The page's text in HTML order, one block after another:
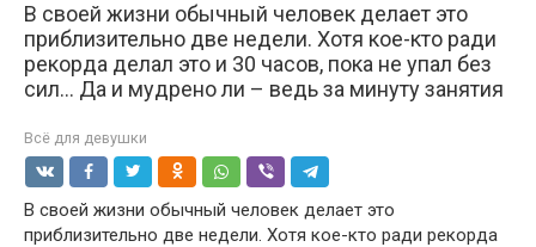
В своей жизни обычный человек делает это
приблизительно две недели. Хотя кое-кто ради
рекорда делал это и 30 часов, пока не упал без
сил… Да и мудрено ли – ведь за минуту занятия
Всё для девушки
В своей жизни обычный человек делает это
приблизительно две недели. Хотя кое-кто ради рекорда